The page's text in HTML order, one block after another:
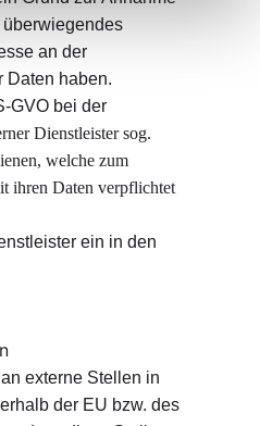
überwiegendes
an der
Daten haben.
GVO bei der
Dienstleister sog.
welche zum
ihren Daten verpflichtet
ein in den
externe Stellen in
der EU bzw. des